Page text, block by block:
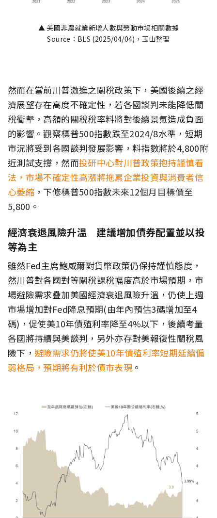
▲ 美國非農就業新增人數與勞動市場相關數據
Source：BLS (2025/04/04)，玉山整理
然而在當前川普激進之關稅政策下，美國後續之經
濟展望存在高度不確定性，若各國談判未能降低關
稅衝擊，高額的關稅稅率料將對後續景氣造成負面
的影響。觀察標普500指數跌至2024/8水準，短期
市況將受到各國談判發展影響，料指數將於4,800附
近測試支撐，然而投研中心對川普政策抱持謹慎看
法，市場不確定性高漲將拖累企業投資與消費者信
心萎縮 ，下修標普500指數未來12個月目標價至
5,800。
經濟衰退風險升溫 建議增加債券配置並以投
等為主
雖然Fed主席鮑威爾對貨幣政策仍保持謹慎態度，
然川普對各國對等關稅課稅幅度高於市場預期，市
場避險需求疊加美國經濟衰退風險升溫，仍使上週
市場增加對Fed降息預期(由年內預估3碼增加至4
碼)，促使美10年債殖利率降至4%以下，後續考量
各國將持續與美談判，另外亦存對美報復性關稅風
險下，避險需求仍將使美10年債殖利率短期延續偏
弱格局，預期將有利於債市表現 。